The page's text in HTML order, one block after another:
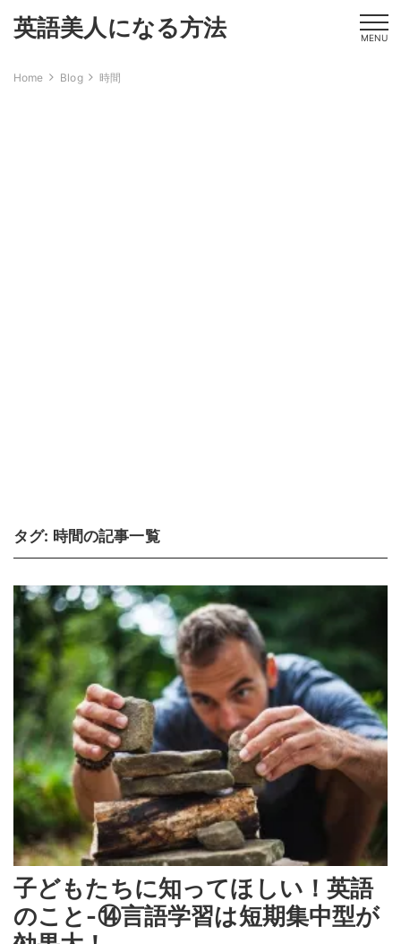
英語美人になる方法 MENU
Home Blog 時間
タグ: 時間の記事一覧
子どもたちに知ってほしい！英語
のこと-⑭言語学習は短期集中型が